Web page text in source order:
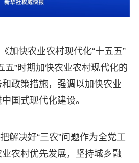
加快农业农村现代化“十五五”
五”时期加快农业农村现代化的
政策措施，强调以加快农业
国式现代化建设。
解决好“三农”问题作为全党工
农村优先发展，坚持城乡融